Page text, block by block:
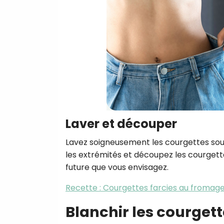
Laver et découper
Lavez soigneusement les courgettes
les extrémités et découpez les
future que vous envisagez.
Recette : Courgettes farcies au
Blanchir les